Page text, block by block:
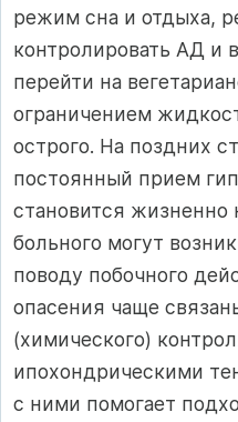
режим сна и отдыха,
контролировать АД и
перейти на
ограничением
острого. На поздних
постоянный прием
становится
больного могут
поводу побочного
опасения чаще
(химического)
ипохондрическими
с ними помогает